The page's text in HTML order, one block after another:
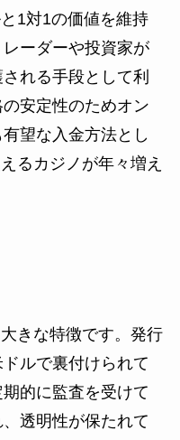
1対1の価値を維持
ーダーや投資家が
れる手段として利
安定性のためオン
望な入金方法とし
るカジノが年々増え
きな特徴です。発行
ルで裏付けられて
的に監査を受けて
透明性が保たれて